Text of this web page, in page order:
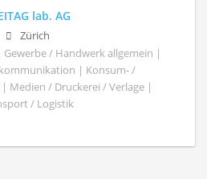
lab. AG
Zürich
/ Handwerk allgemein |
| Konsum- /
Medien / Druckerei / Verlage |
/ Logistik